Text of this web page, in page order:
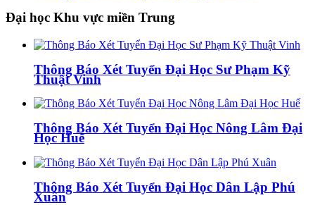
Đại học Khu vực miền Trung
Thông Báo Xét Tuyển Đại Học Sư Phạm Kỹ
Thuật Vinh
Thông Báo Xét Tuyển Đại Học Nông Lâm Đại
Học Huế
Thông Báo Xét Tuyển Đại Học Dân Lập Phú
Xuân